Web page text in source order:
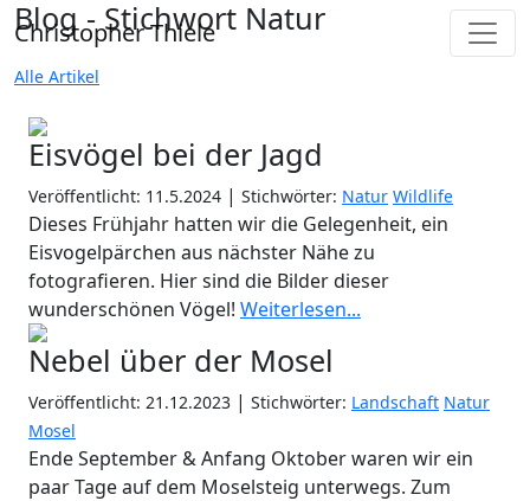
Christopher Thiele
Blog - Stichwort Natur
Alle Artikel
Eisvögel bei der Jagd
Veröffentlicht: 11.5.2024 | Stichwörter: Natur Wildlife
Dieses Frühjahr hatten wir die Gelegenheit, ein
Eisvogelpärchen aus nächster Nähe zu
fotografieren. Hier sind die Bilder dieser
wunderschönen Vögel! Weiterlesen...
Nebel über der Mosel
Veröffentlicht: 21.12.2023 | Stichwörter: Landschaft Natur
Mosel
Ende September & Anfang Oktober waren wir ein
paar Tage auf dem Moselsteig unterwegs. Zum